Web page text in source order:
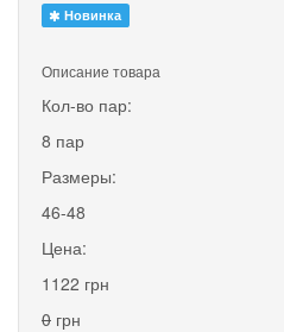
Новинка
Описание товара
Кол-во пар:
8 пар
Размеры:
46-48
Цена:
1122 грн
0 грн